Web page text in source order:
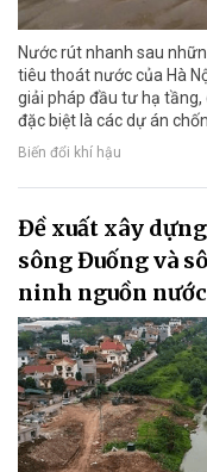
Nước rút nhanh sau
tiêu thoát nước của Hà
giải pháp đầu tư hạ
đặc biệt là các dự án
Biến đổi khí hậu
Đề xuất xây
sông Đuống và
ninh nguồn nước